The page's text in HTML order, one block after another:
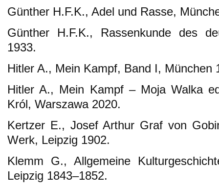
Günther H.F.K., Adel und Rasse,
Günther H.F.K., Rassenkunde des
1933.
Hitler A., Mein Kampf, Band I, München
Hitler A., Mein Kampf – Moja Walka
Król, Warszawa 2020.
Kertzer E., Josef Arthur Graf von
Werk, Leipzig 1902.
Klemm G., Allgemeine
Leipzig 1843–1852.